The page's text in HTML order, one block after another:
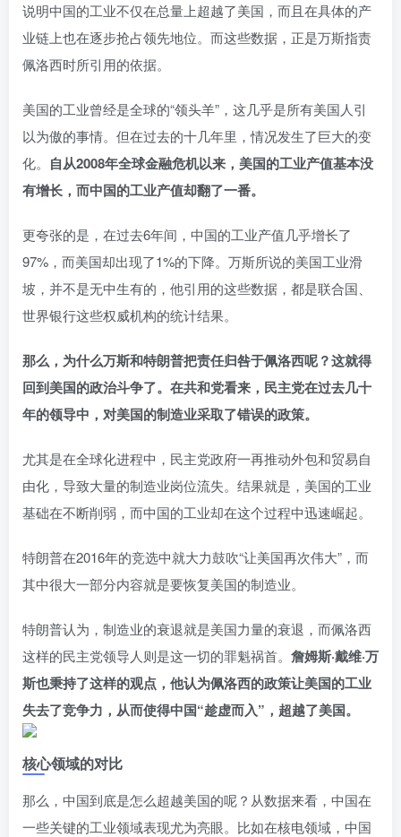
说明中国的工业不仅在总量上超越了美国，而且在具体的产
业链上也在逐步抢占领先地位。而这些数据，正是万斯指责
佩洛西时所引用的依据。
美国的工业曾经是全球的“领头羊”，这几乎是所有美国人引
以为傲的事情。但在过去的十几年里，情况发生了巨大的变
化。 自从2008年全球金融危机以来，美国的工业产值基本没
有增长，而中国的工业产值却翻了一番。
更夸张的是，在过去6年间，中国的工业产值几乎增长了
97%，而美国却出现了1%的下降。万斯所说的美国工业滑
坡，并不是无中生有的，他引用的这些数据，都是联合国、
世界银行这些权威机构的统计结果。
那么，为什么万斯和特朗普把责任归咎于佩洛西呢？这就得
回到美国的政治斗争了。在共和党看来，民主党在过去几十
年的领导中，对美国的制造业采取了错误的政策。
尤其是在全球化进程中，民主党政府一再推动外包和贸易自
由化，导致大量的制造业岗位流失。结果就是，美国的工业
基础在不断削弱，而中国的工业却在这个过程中迅速崛起。
特朗普在2016年的竞选中就大力鼓吹“让美国再次伟大”，而
其中很大一部分内容就是要恢复美国的制造业。
特朗普认为，制造业的衰退就是美国力量的衰退，而佩洛西
这样的民主党领导人则是这一切的罪魁祸首。 詹姆斯·戴维·万
斯也秉持了这样的观点，他认为佩洛西的政策让美国的工业
失去了竞争力，从而使得中国“趁虚而入”，超越了美国。
核心领域的对比
那么，中国到底是怎么超越美国的呢？从数据来看，中国在
一些关键的工业领域表现尤为亮眼。比如在核电领域，中国